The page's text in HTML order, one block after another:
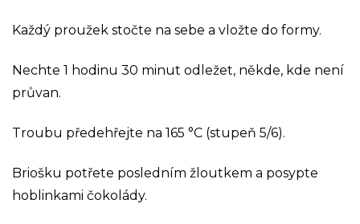
Každý proužek stočte na sebe a vložte do formy.
Nechte 1 hodinu 30 minut odležet, někde, kde není
průvan.
Troubu předehřejte na 165 °C (stupeň 5/6).
Briošku potřete posledním žloutkem a posypte
hoblinkami čokolády.